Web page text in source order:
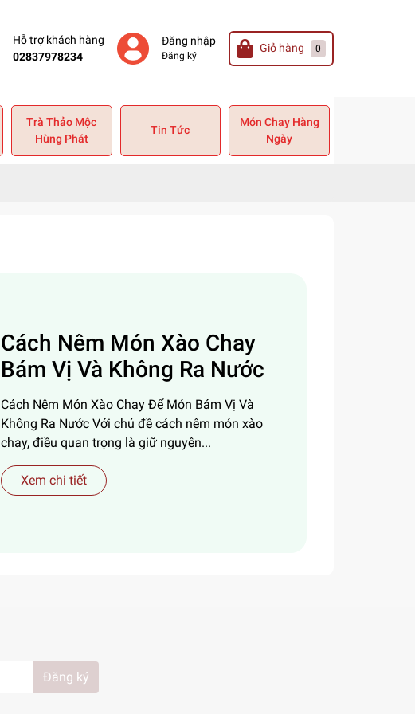
Hỗ trợ khách hàng
02837978234
Đăng nhập
Đăng ký
Giỏ hàng 0
Trà Thảo Mộc
Hùng Phát
Tin Tức
Món Chay Hàng
Ngày
Cách Nêm Món Xào Chay
Bám Vị Và Không Ra Nước
Cách Nêm Món Xào Chay Để Món Bám Vị Và
Không Ra Nước Với chủ đề cách nêm món xào
chay, điều quan trọng là giữ nguyên...
Xem chi tiết
Đăng ký